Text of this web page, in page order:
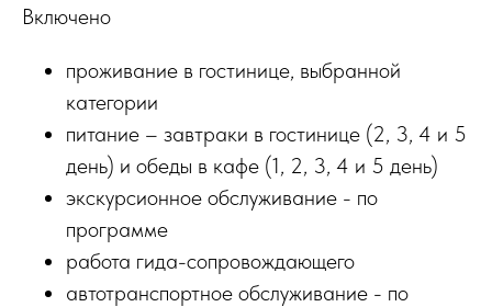
Включено
проживание в гостинице, выбранной
категории
питание – завтраки в гостинице (2, 3, 4 и 5
день) и обеды в кафе (1, 2, 3, 4 и 5 день)
экскурсионное обслуживание - по
программе
работа гида-сопровождающего
автотранспортное обслуживание - по